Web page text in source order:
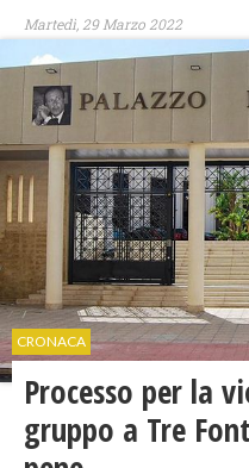
Martedì, 29 Marzo 2022
CRONACA
Processo per la
gruppo a Tre